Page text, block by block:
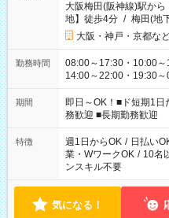
大阪梅田(阪神線)駅か
地】徒歩4分 / 梅田(地
大阪・神戸・京都な
勤務時間
08:00～17:30・10:00
14:00～22:00・19:30
務時間は変わります！
まで様々な勤務時間を
ください！ ぜひご希望
期間
即日～OK！■ド短期1
務歓迎 ■長期勤務歓迎
特徴 週1日からOK / 日払い
業・WワークOK / 10名
ンスキル不要
気になる！